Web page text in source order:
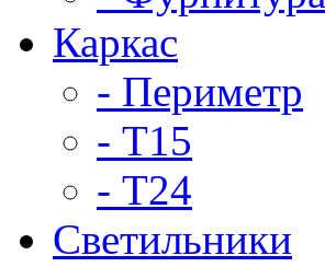
Каркас
- Периметр
- Т15
- Т24
Светильники